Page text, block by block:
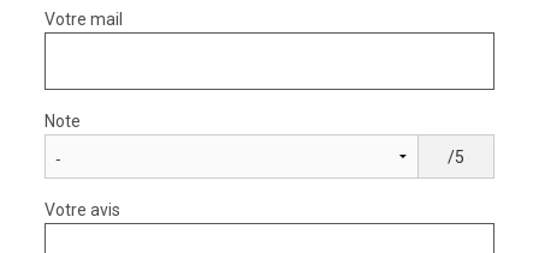
Votre mail
Note
/5
Votre avis